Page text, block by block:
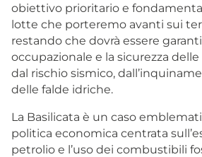
obiettivo prioritario e
lotte che porteremo avanti sui
restando che dovrà essere
occupazionale e la sicurezza
dal rischio sismico,
delle falde idriche.
La Basilicata è un caso
politica economica centrata
petrolio e l’uso dei combustibili